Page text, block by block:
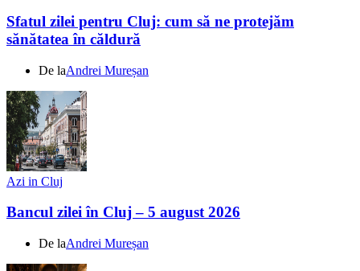
Sfatul zilei pentru Cluj: cum să ne protejăm
sănătatea în căldură
De laAndrei Mureșan
Azi in Cluj
Bancul zilei în Cluj – 5 august 2026
De laAndrei Mureșan